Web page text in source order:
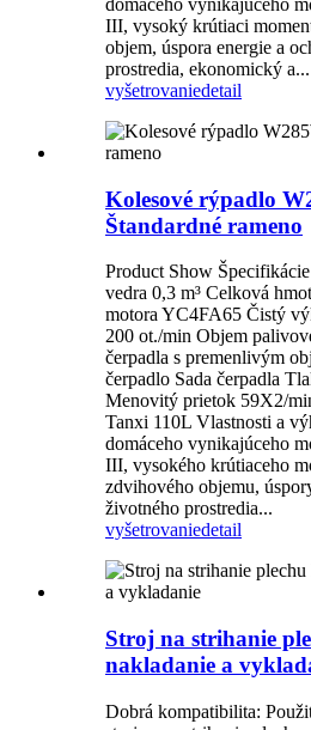
III, vysoký krútiaci
objem, úspora energie a
prostredia, ekonomický a...
vyšetrovaniedetail
Kolesové rýpadlo
Štandardné rameno
Product Show
vedra 0,3 m³ Celková
motora YC4FA65 Čistý
200 ot./min Objem
čerpadla s premenlivým
čerpadlo Sada čerpadla
Menovitý prietok 59X2/
Tanxi 110L Vlastnosti a
domáceho vynikajúceho
III, vysokého krútiaceho
zdvihového objemu,
životného prostredia...
vyšetrovaniedetail
Stroj na strihanie
nakladanie a
Dobrá kompatibilita: